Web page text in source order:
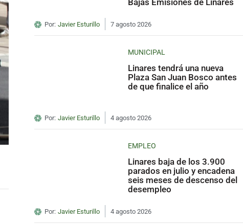
Bajas Emisiones de Linares
Por: Javier Esturillo 7 agosto 2026
MUNICIPAL
Linares tendrá una nueva
Plaza San Juan Bosco antes
de que finalice el año
Por: Javier Esturillo 4 agosto 2026
EMPLEO
Linares baja de los 3.900
parados en julio y encadena
seis meses de descenso del
desempleo
Por: Javier Esturillo 4 agosto 2026